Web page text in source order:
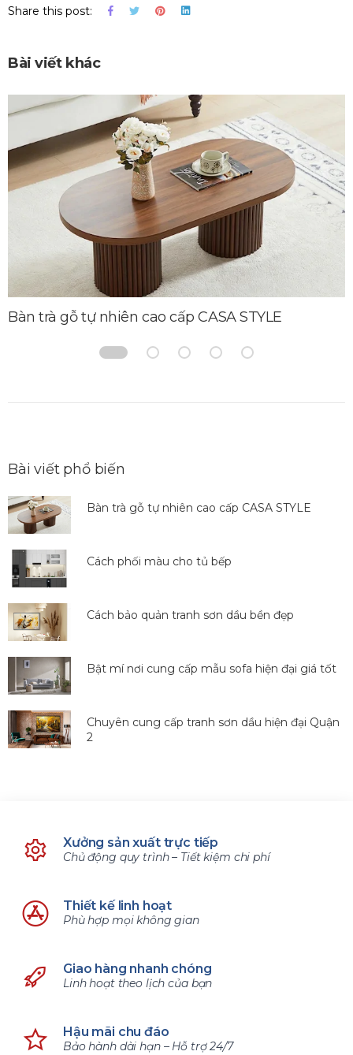
Share this post:
Bài viết khác
Bàn trà gỗ tự nhiên cao cấp CASA STYLE
Bài viết phổ biến
Bàn trà gỗ tự nhiên cao cấp CASA STYLE
Cách phối màu cho tủ bếp
Cách bảo quản tranh sơn dầu bền đẹp
Bật mí nơi cung cấp mẫu sofa hiện đại giá tốt
Chuyên cung cấp tranh sơn dầu hiện đại Quận
2
Xưởng sản xuất trực tiếp
Chủ động quy trình – Tiết kiệm chi phí
Thiết kế linh hoạt
Phù hợp mọi không gian
Giao hàng nhanh chóng
Linh hoạt theo lịch của bạn
Hậu mãi chu đáo
Bảo hành dài hạn – Hỗ trợ 24/7